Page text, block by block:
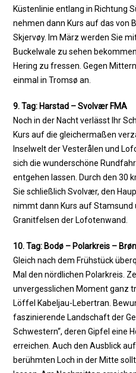
Küstenlinie entlang in Richtung
nehmen dann Kurs auf das von
Skjervøy. Im März werden Sie
Buckelwale zu sehen
Hering zu fressen. Gegen
einmal in Tromsø an.
9. Tag: Harstad – Svolvær FMA
Noch in der Nacht verlässt Ihr
Kurs auf die gleichermaßen
Inselwelt der Vesterålen und
sich die wunderschöne
entgehen lassen. Durch den 30
Sie schließlich Svolvær, den
nimmt dann Kurs auf Stamsund
Granitfelsen der Lofotenwand.
10. Tag: Bodø – Polarkreis –
Gleich nach dem Frühstück
Mal den nördlichen Polarkreis.
unvergesslichen Moment ganz
Löffel Kabeljau-Lebertran.
faszinierende Landschaft der
Schwestern“, deren Gipfel eine
erreichen. Auch den Ausblick
berühmten Loch in der Mitte